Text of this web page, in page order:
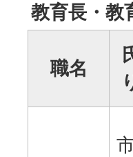
教育長・教
職名